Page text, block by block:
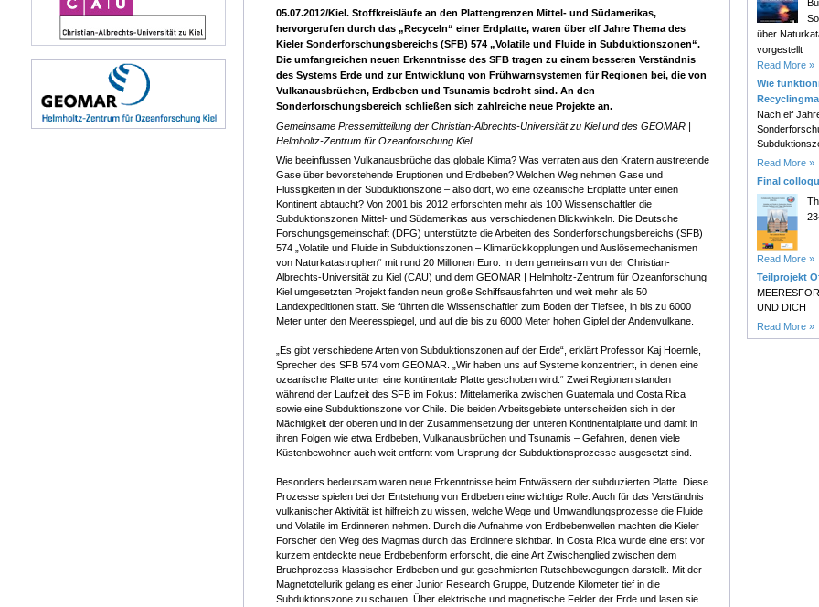
05.07.2012/Kiel. Stoffkreisläufe an den Plattengrenzen Mittel- und Südamerikas,
hervorgerufen durch das „Recyceln“ einer Erdplatte, waren über elf Jahre Thema des
Kieler Sonderforschungsbereichs (SFB) 574 „Volatile und Fluide in Subduktionszonen“.
Die umfangreichen neuen Erkenntnisse des SFB tragen zu einem besseren Verständnis
des Systems Erde und zur Entwicklung von Frühwarnsystemen für Regionen bei, die von
Vulkanausbrüchen, Erdbeben und Tsunamis bedroht sind. An den
Sonderforschungsbereich schließen sich zahlreiche neue Projekte an.
Gemeinsame Pressemitteilung der Christian-Albrechts-Universität zu Kiel und des GEOMAR |
Helmholtz-Zentrum für Ozeanforschung Kiel
Wie beeinflussen Vulkanausbrüche das globale Klima? Was verraten aus den Kratern austretende
Gase über bevorstehende Eruptionen und Erdbeben? Welchen Weg nehmen Gase und
Flüssigkeiten in der Subduktionszone – also dort, wo eine ozeanische Erdplatte unter einen
Kontinent abtaucht? Von 2001 bis 2012 erforschten mehr als 100 Wissenschaftler die
Subduktionszonen Mittel- und Südamerikas aus verschiedenen Blickwinkeln. Die Deutsche
Forschungsgemeinschaft (DFG) unterstützte die Arbeiten des Sonderforschungsbereichs (SFB)
574 „Volatile und Fluide in Subduktionszonen – Klimarückkopplungen und Auslösemechanismen
von Naturkatastrophen“ mit rund 20 Millionen Euro. In dem gemeinsam von der Christian-
Albrechts-Universität zu Kiel (CAU) und dem GEOMAR | Helmholtz-Zentrum für Ozeanforschung
Kiel umgesetzten Projekt fanden neun große Schiffsausfahrten und weit mehr als 50
Landexpeditionen statt. Sie führten die Wissenschaftler zum Boden der Tiefsee, in bis zu 6000
Meter unter den Meeresspiegel, und auf die bis zu 6000 Meter hohen Gipfel der Andenvulkane.
„Es gibt verschiedene Arten von Subduktionszonen auf der Erde“, erklärt Professor Kaj Hoernle,
Sprecher des SFB 574 vom GEOMAR. „Wir haben uns auf Systeme konzentriert, in denen eine
ozeanische Platte unter eine kontinentale Platte geschoben wird.“ Zwei Regionen standen
während der Laufzeit des SFB im Fokus: Mittelamerika zwischen Guatemala und Costa Rica
sowie eine Subduktionszone vor Chile. Die beiden Arbeitsgebiete unterscheiden sich in der
Mächtigkeit der oberen und in der Zusammensetzung der unteren Kontinentalplatte und damit in
ihren Folgen wie etwa Erdbeben, Vulkanausbrüchen und Tsunamis – Gefahren, denen viele
Küstenbewohner auch weit entfernt vom Ursprung der Subduktionsprozesse ausgesetzt sind.
Besonders bedeutsam waren neue Erkenntnisse beim Entwässern der subduzierten Platte. Diese
Prozesse spielen bei der Entstehung von Erdbeben eine wichtige Rolle. Auch für das Verständnis
vulkanischer Aktivität ist hilfreich zu wissen, welche Wege und Umwandlungsprozesse die Fluide
und Volatile im Erdinneren nehmen. Durch die Aufnahme von Erdbebenwellen machten die Kieler
Forscher den Weg des Magmas durch das Erdinnere sichtbar. In Costa Rica wurde eine erst vor
kurzem entdeckte neue Erdbebenform erforscht, die eine Art Zwischenglied zwischen dem
Bruchprozess klassischer Erdbeben und gut geschmierten Rutschbewegungen darstellt. Mit der
Magnetotellurik gelang es einer Junior Research Gruppe, Dutzende Kilometer tief in die
Subduktionszone zu schauen. Über elektrische und magnetische Felder der Erde und lasen sie
über
vorgestellt
Read More »
Wie
Nach elf
Read More »
Final
Read More »
Teilprojekt
UND DICH
Read More »